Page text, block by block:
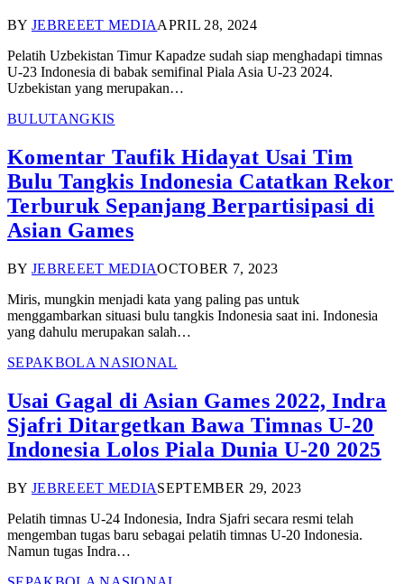
BY JEBREEET MEDIAAPRIL 28, 2024
Pelatih Uzbekistan Timur Kapadze sudah siap menghadapi timnas
U-23 Indonesia di babak semifinal Piala Asia U-23 2024.
Uzbekistan yang merupakan…
BULUTANGKIS
Komentar Taufik Hidayat Usai Tim
Bulu Tangkis Indonesia Catatkan Rekor
Terburuk Sepanjang Berpartisipasi di
Asian Games
BY JEBREEET MEDIAOCTOBER 7, 2023
Miris, mungkin menjadi kata yang paling pas untuk
menggambarkan situasi bulu tangkis Indonesia saat ini. Indonesia
yang dahulu merupakan salah…
SEPAKBOLA NASIONAL
Usai Gagal di Asian Games 2022, Indra
Sjafri Ditargetkan Bawa Timnas U-20
Indonesia Lolos Piala Dunia U-20 2025
BY JEBREEET MEDIASEPTEMBER 29, 2023
Pelatih timnas U-24 Indonesia, Indra Sjafri secara resmi telah
mengemban tugas baru sebagai pelatih timnas U-20 Indonesia.
Namun tugas Indra…